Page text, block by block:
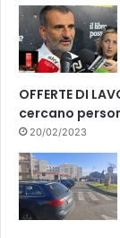
OFFERTE DI
cercano
20/02/2023